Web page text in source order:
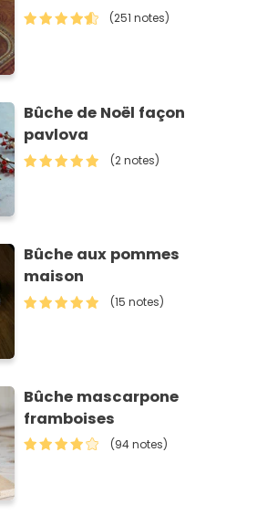
(251 notes)
Bûche de Noël façon
pavlova
(2 notes)
Bûche aux pommes
maison
(15 notes)
Bûche mascarpone
framboises
(94 notes)